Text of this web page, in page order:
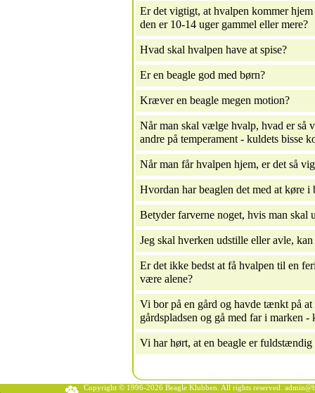
Er det vigtigt, at hvalpen kommer
den er 10-14 uger gammel eller mere?
Hvad skal hvalpen have at spise?
Er en beagle god med børn?
Kræver en beagle megen motion?
Når man skal vælge hvalp, hvad er så
andre på temperament - kuldets bisse
Når man får hvalpen hjem, er det så
Hvordan har beaglen det med at køre i
Betyder farverne noget, hvis man skal
Jeg skal hverken udstille eller avle,
Er det ikke bedst at få hvalpen til en
være alene?
Vi bor på en gård og havde tænkt på
gårdspladsen og gå med far i marken -
Vi har hørt, at en beagle er fuldstændig
Copyright © 1996-2026 Beagle Klubben. All rights reserved.